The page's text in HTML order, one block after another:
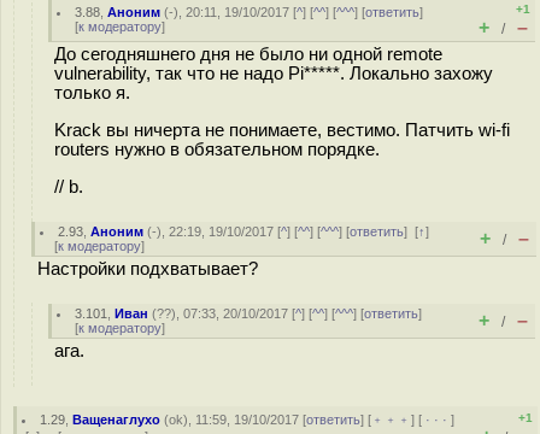
3.88 ,Аноним (-), 20:11, 19/10/2017 [^] [^^] [^^^] [ответить]
[к модератору]
+1
+ / –
До сегодняшнего дня не было ни одной remote
vulnerability, так что не надо Pi*****. Локально захожу
только я.
Krack вы ничерта не понимаете, вестимо. Патчить wi-fi
routers нужно в обязательном порядке.
// b.
2.93 ,Аноним (-), 22:19, 19/10/2017 [^] [^^] [^^^] [ответить][↑]
[к модератору] + / –
Настройки подхватывает?
3.101 ,Иван (??), 07:33, 20/10/2017 [^] [^^] [^^^] [ответить]
[к модератору] + / –
ага.
1.29 ,Ващенаглухо (ok), 11:59, 19/10/2017 [ответить] [ ﹢﹢﹢] [ · · ·]
+1